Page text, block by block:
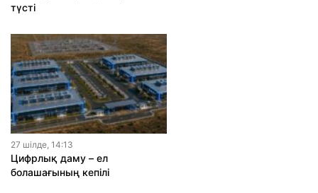
түсті
27 шiлде, 14:13
Цифрлық даму – ел
болашағының кепілі